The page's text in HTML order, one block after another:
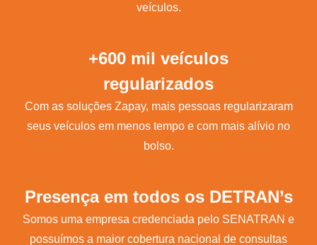
veículos.
+600 mil veículos
regularizados
Com as soluções Zapay, mais pessoas regularizaram
seus veículos em menos tempo e com mais alívio no
bolso.
Presença em todos os DETRAN’s
Somos uma empresa credenciada pelo SENATRAN e
possuímos a maior cobertura nacional de consultas